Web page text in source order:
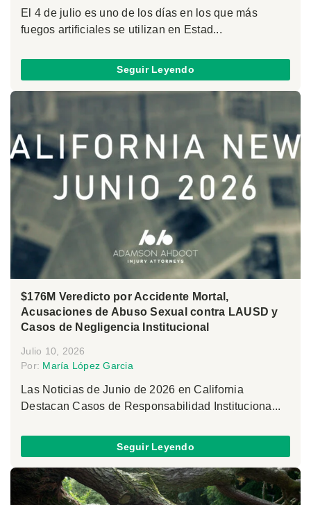
El 4 de julio es uno de los días en los que más
fuegos artificiales se utilizan en Estad...
Seguir Leyendo
$176M Veredicto por Accidente Mortal,
Acusaciones de Abuso Sexual contra LAUSD y
Casos de Negligencia Institucional
Julio 10, 2026
Por: María López Garcia
Las Noticias de Junio de 2026 en California
Destacan Casos de Responsabilidad Instituciona...
Seguir Leyendo